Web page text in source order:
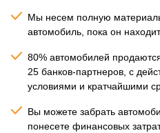
Мы несем полную
автомобиль, пока он
80% автомобилей
25 банков-партнеров, с
условиями и кратчайшими
Вы можете забрать
понесете финансовых